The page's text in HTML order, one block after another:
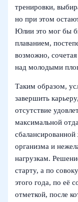
тренировки,
но при этом
Юлии это мог бы
плаванием,
возможно,
над молодыми
Таким образом,
завершить
отсутствие
максимальной
организма и
нагрузкам.
старту, а по
этого года, по её
отметкой, после